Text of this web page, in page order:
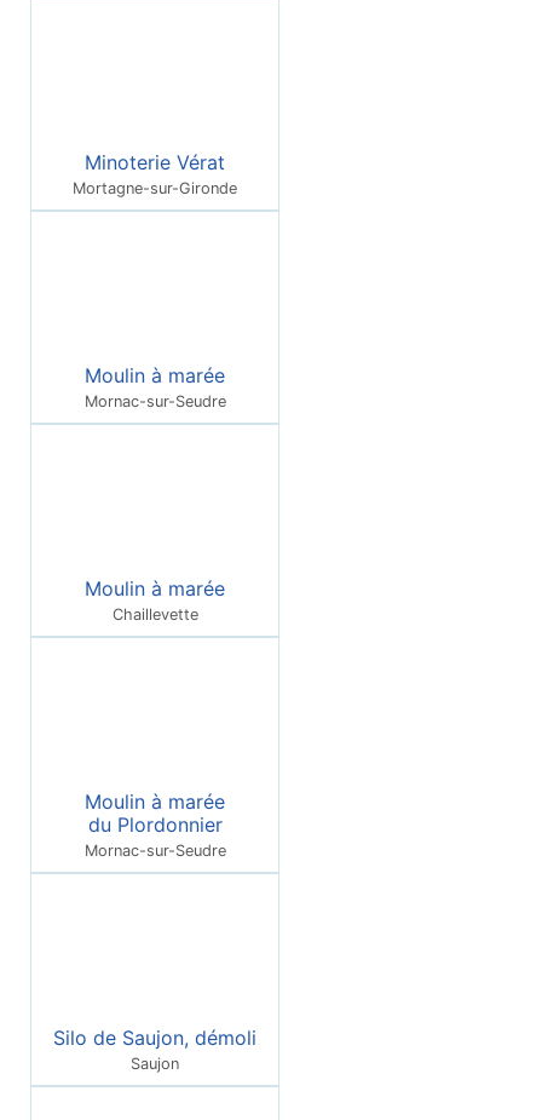
Minoterie Vérat
Mortagne-sur-Gironde
Moulin à marée
Mornac-sur-Seudre
Moulin à marée
Chaillevette
Moulin à marée
du Plordonnier
Mornac-sur-Seudre
Silo de Saujon, démoli
Saujon